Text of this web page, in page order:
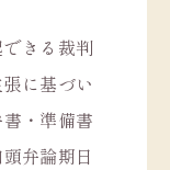
きる裁判
に基づい
・準備書
弁論期日